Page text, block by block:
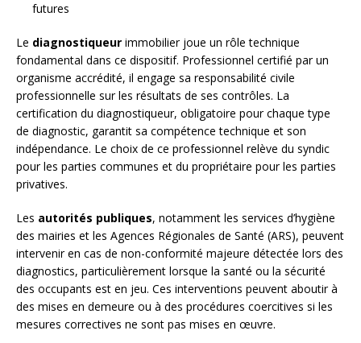
futures
Le diagnostiqueur immobilier joue un rôle technique
fondamental dans ce dispositif. Professionnel certifié par un
organisme accrédité, il engage sa responsabilité civile
professionnelle sur les résultats de ses contrôles. La
certification du diagnostiqueur, obligatoire pour chaque type
de diagnostic, garantit sa compétence technique et son
indépendance. Le choix de ce professionnel relève du syndic
pour les parties communes et du propriétaire pour les parties
privatives.
Les autorités publiques, notamment les services d’hygiène
des mairies et les Agences Régionales de Santé (ARS), peuvent
intervenir en cas de non-conformité majeure détectée lors des
diagnostics, particulièrement lorsque la santé ou la sécurité
des occupants est en jeu. Ces interventions peuvent aboutir à
des mises en demeure ou à des procédures coercitives si les
mesures correctives ne sont pas mises en œuvre.